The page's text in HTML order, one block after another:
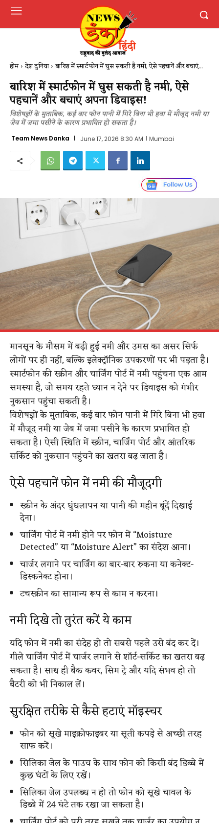
होम देश दुनिया ​बारिश में स्मार्टफोन में घुस सकती है नमी, ऐसे पहचानें और बचाएं...
​बारिश में स्मार्टफोन में घुस सकती है नमी, ऐसे
पहचानें और बचाएं अपना डिवाइस​!
​विशेषज्ञों के मुताबिक, कई बार फोन पानी में गिरे बिना भी हवा में मौजूद नमी या
जेब में जमा पसीने के कारण प्रभावित हो सकता है।
Team News Danka June 17, 2026 8:30 AM Mumbai
​मानसून के मौसम में बढ़ी हुई नमी और उमस का असर सिर्फ
लोगों पर ही नहीं, बल्कि इलेक्ट्रॉनिक उपकरणों पर भी पड़ता है।
स्मार्टफोन की स्क्रीन और चार्जिंग पोर्ट में नमी पहुंचना एक आम
समस्या है, जो समय रहते ध्यान न देने पर डिवाइस को गंभीर
नुकसान पहुंचा सकती है।
विशेषज्ञों के मुताबिक, कई बार फोन पानी में गिरे बिना भी हवा
में मौजूद नमी या जेब में जमा पसीने के कारण प्रभावित हो
सकता है। ऐसी स्थिति में स्क्रीन, चार्जिंग पोर्ट और आंतरिक
सर्किट को नुकसान पहुंचने का खतरा बढ़ जाता है।
ऐसे पहचानें फोन में नमी की मौजूदगी
स्क्रीन के अंदर धुंधलापन या पानी की महीन बूंदें दिखाई
देना।
चार्जिंग पोर्ट में नमी होने पर फोन में “Moisture
Detected” या “Moisture Alert” का संदेश आना।
चार्जर लगाने पर चार्जिंग का बार-बार रुकना या कनेक्ट-
डिस्कनेक्ट होना।
टचस्क्रीन का सामान्य रूप से काम न करना।
नमी दिखे तो तुरंत करें ये काम
यदि फोन में नमी का संदेह हो तो सबसे पहले उसे बंद कर दें।
गीले चार्जिंग पोर्ट में चार्जर लगाने से शॉर्ट-सर्किट का खतरा बढ़
सकता है। साथ ही बैक कवर, सिम ट्रे और यदि संभव हो तो
बैटरी को भी निकाल लें।
सुरक्षित तरीके से कैसे हटाएं मॉइस्चर
फोन को सूखे माइक्रोफाइबर या सूती कपड़े से अच्छी तरह
साफ करें।
सिलिका जेल के पाउच के साथ फोन को किसी बंद डिब्बे में
कुछ घंटों के लिए रखें।
सिलिका जेल उपलब्ध न हो तो फोन को सूखे चावल के
डिब्बे में 24 घंटे तक रखा जा सकता है।